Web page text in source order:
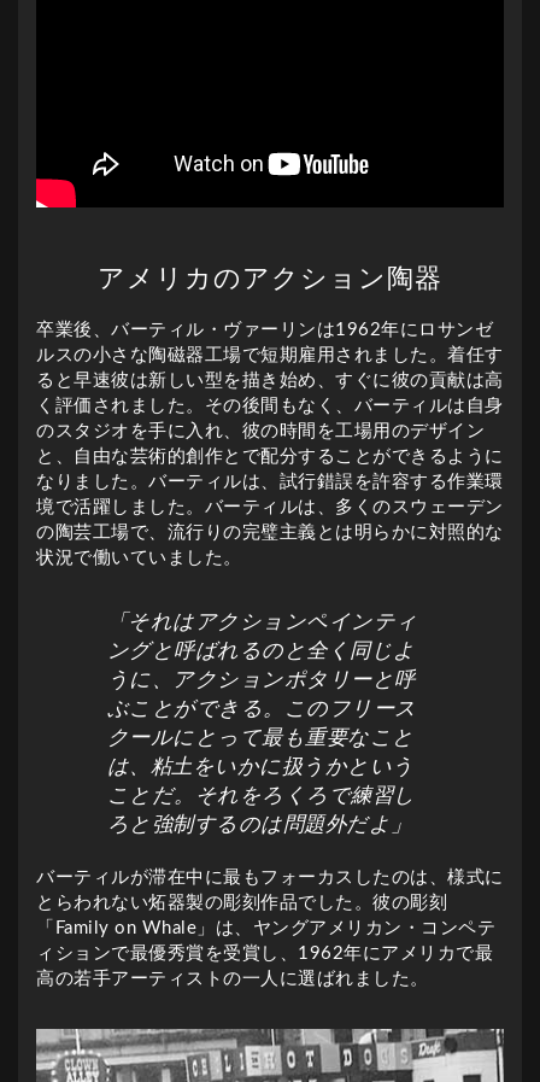
アメリカのアクション陶器
卒業後、バーティル・ヴァーリンは1962年にロサンゼ
ルスの小さな陶磁器工場で短期雇用されました。着任す
ると早速彼は新しい型を描き始め、すぐに彼の貢献は高
く評価されました。その後間もなく、バーティルは自身
のスタジオを手に入れ、彼の時間を工場用のデザイン
と、自由な芸術的創作とで配分することができるように
なりました。バーティルは、試行錯誤を許容する作業環
境で活躍しました。バーティルは、多くのスウェーデン
の陶芸工場で、流行りの完璧主義とは明らかに対照的な
状況で働いていました。
「それはアクションペインティ
ングと呼ばれるのと全く同じよ
うに、アクションポタリーと呼
ぶことができる。このフリース
クールにとって最も重要なこと
は、粘土をいかに扱うかという
ことだ。それをろくろで練習し
ろと強制するのは問題外だよ」
バーティルが滞在中に最もフォーカスしたのは、様式に
とらわれない炻器製の彫刻作品でした。彼の彫刻
「Family on Whale」は、ヤングアメリカン・コンペテ
ィションで最優秀賞を受賞し、1962年にアメリカで最
高の若手アーティストの一人に選ばれました。